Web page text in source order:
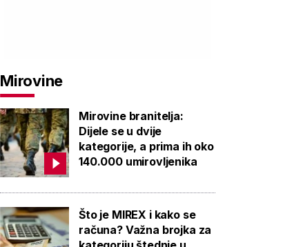
Mirovine
Mirovine branitelja:
Dijele se u dvije
kategorije, a prima ih oko
140.000 umirovljenika
Što je MIREX i kako se
računa? Važna brojka za